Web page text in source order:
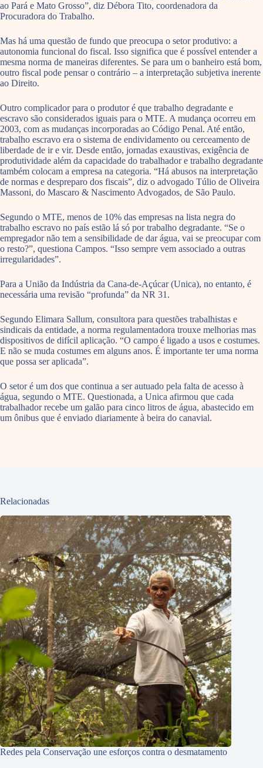
ao Pará e Mato Grosso”, diz Débora Tito, coordenadora da
Procuradora do Trabalho.
Mas há uma questão de fundo que preocupa o setor produtivo: a
autonomia funcional do fiscal. Isso significa que é possível entender a
mesma norma de maneiras diferentes. Se para um o banheiro está bom,
outro fiscal pode pensar o contrário – a interpretação subjetiva inerente
ao Direito.
Outro complicador para o produtor é que trabalho degradante e
escravo são considerados iguais para o MTE. A mudança ocorreu em
2003, com as mudanças incorporadas ao Código Penal. Até então,
trabalho escravo era o sistema de endividamento ou cerceamento de
liberdade de ir e vir. Desde então, jornadas exaustivas, exigência de
produtividade além da capacidade do trabalhador e trabalho degradante
também colocam a empresa na categoria. “Há abusos na interpretação
de normas e despreparo dos fiscais”, diz o advogado Túlio de Oliveira
Massoni, do Mascaro & Nascimento Advogados, de São Paulo.
Segundo o MTE, menos de 10% das empresas na lista negra do
trabalho escravo no país estão lá só por trabalho degradante. “Se o
empregador não tem a sensibilidade de dar água, vai se preocupar com
o resto?”, questiona Campos. “Isso sempre vem associado a outras
irregularidades”.
Para a União da Indústria da Cana-de-Açúcar (Unica), no entanto, é
necessária uma revisão “profunda” da NR 31.
Segundo Elimara Sallum, consultora para questões trabalhistas e
sindicais da entidade, a norma regulamentadora trouxe melhorias mas
dispositivos de difícil aplicação. “O campo é ligado a usos e costumes.
E não se muda costumes em alguns anos. É importante ter uma norma
que possa ser aplicada”.
O setor é um dos que continua a ser autuado pela falta de acesso à
água, segundo o MTE. Questionada, a Unica afirmou que cada
trabalhador recebe um galão para cinco litros de água, abastecido em
um ônibus que é enviado diariamente à beira do canavial.
Relacionadas
Redes pela Conservação une esforços contra o desmatamento